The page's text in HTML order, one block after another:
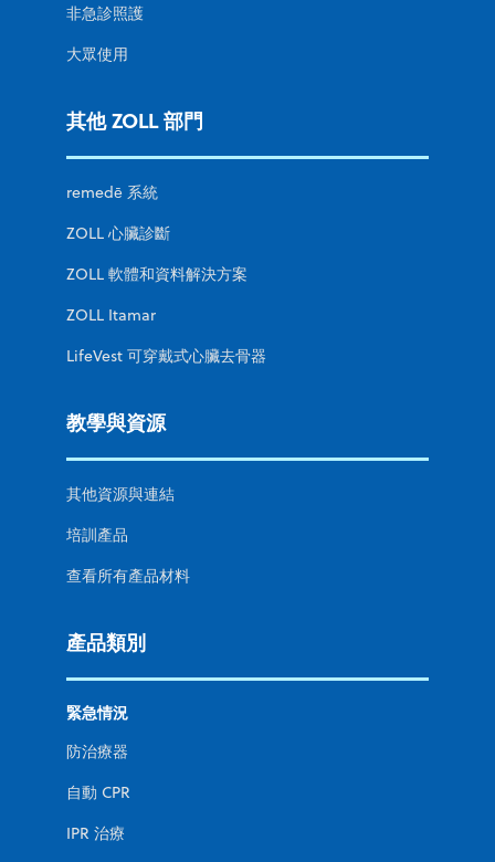
非急診照護
大眾使用
其他 ZOLL 部門
remedē 系統
ZOLL 心臟診斷
ZOLL 軟體和資料解決方案
ZOLL Itamar
LifeVest 可穿戴式心臟去骨器
教學與資源
其他資源與連結
培訓產品
查看所有產品材料
產品類別
緊急情況
防治療器
自動 CPR
IPR 治療